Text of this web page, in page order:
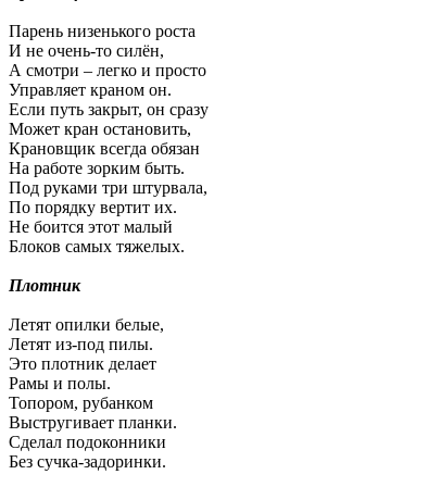
Парень низенького роста
И не очень-то силён,
А смотри – легко и просто
Управляет краном он.
Если путь закрыт, он сразу
Может кран остановить,
Крановщик всегда обязан
На работе зорким быть.
Под руками три штурвала,
По порядку вертит их.
Не боится этот малый
Блоков самых тяжелых.
Плотник
Летят опилки белые,
Летят из-под пилы.
Это плотник делает
Рамы и полы.
Топором, рубанком
Выстругивает планки.
Сделал подоконники
Без сучка-задоринки.